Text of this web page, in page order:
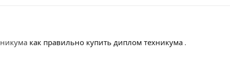
как правильно купить диплом техникума .